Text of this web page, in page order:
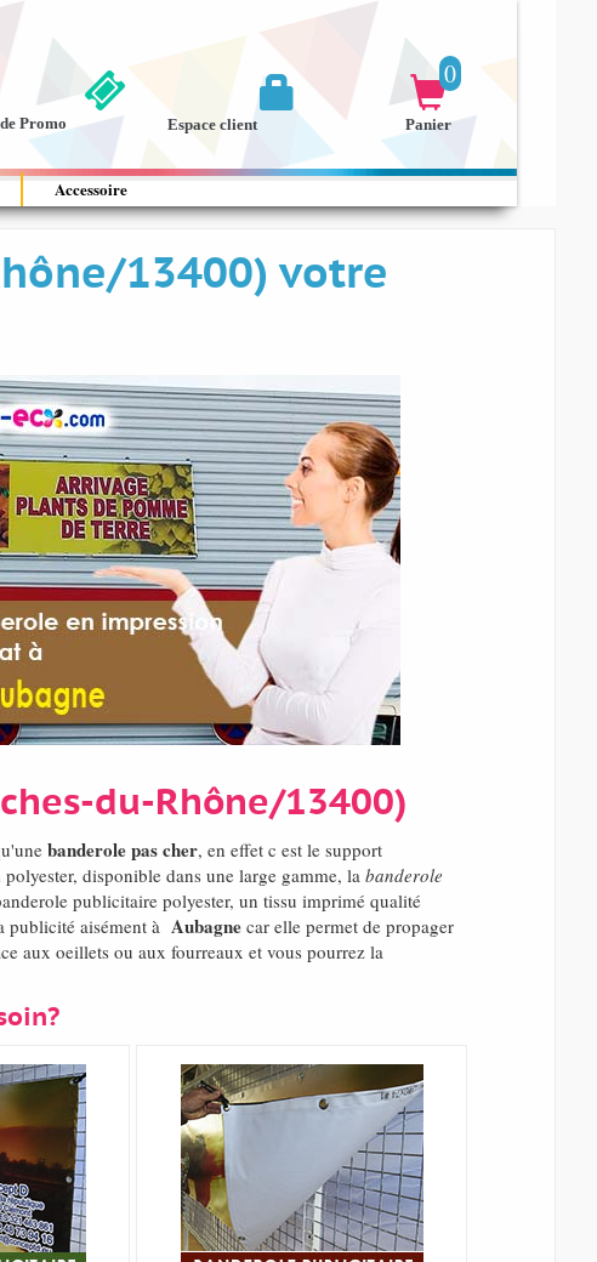
0

Panier

Espace client
Promo
Accessoire
13400) votre
du-Rhône/13400)
banderole pas cher, en effet c est le support
disponible dans une large gamme, la banderole
publicitaire polyester, un tissu imprimé qualité
publicité aisément à Aubagnecar elle permet de propager
aux oeillets ou aux fourreaux et vous pourrez la